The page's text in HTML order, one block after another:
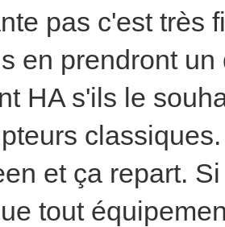
pas c'est très
en prendront
HA s'ils le
et ça repart.
tout